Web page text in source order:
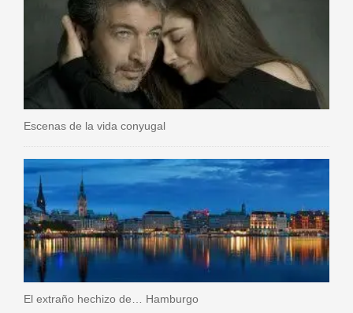
Escenas de la vida conyugal
El extraño hechizo de… Hamburgo